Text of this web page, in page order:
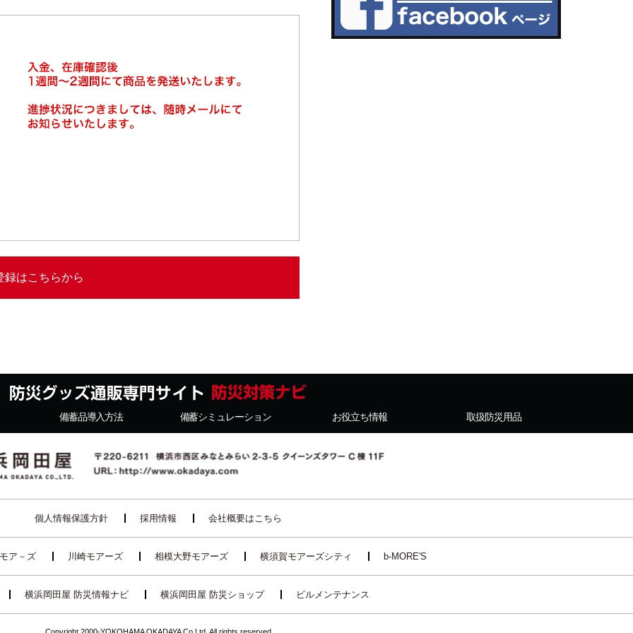
録はこちらから
備蓄品導入方法 備蓄シミュレーション お役立ち情報 取扱防災用品
個人情報保護方針 採用情報 会社概要はこちら
ア－ズ 川崎モアーズ 相模大野モアーズ 横須賀モアーズシティ b-MORE'S
横浜岡田屋 防災情報ナビ 横浜岡田屋 防災ショップ ビルメンテナンス